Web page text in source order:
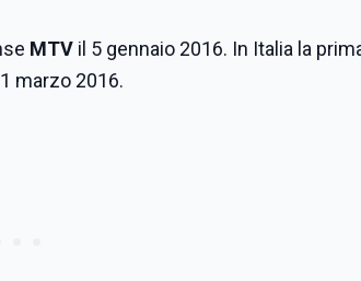
MTV il 5 gennaio 2016. In Italia la
marzo 2016.